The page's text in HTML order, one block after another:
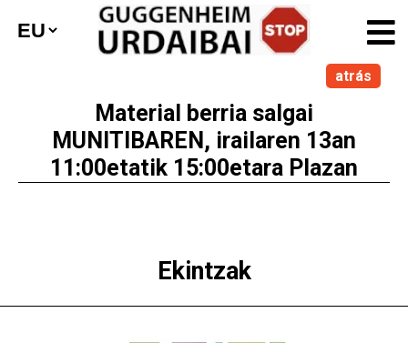
atrás
Material berria salgai
MUNITIBAREN, irailaren 13an
11:00etatik 15:00etara Plazan
Ekintzak